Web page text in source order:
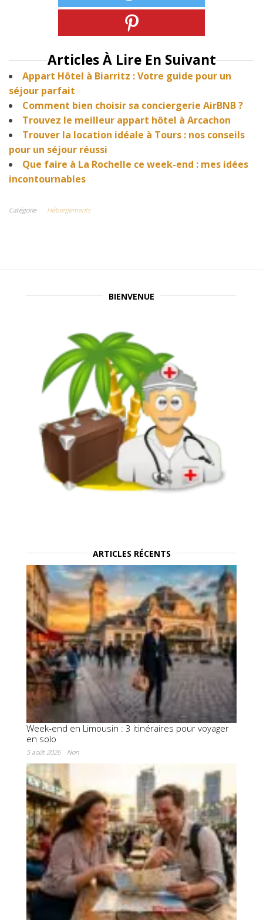
Articles À Lire En Suivant
Appart Hôtel à Biarritz : Votre guide pour un
séjour parfait
Comment bien choisir sa conciergerie AirBNB ?
Trouvez le meilleur appart hôtel à Arcachon
Trouver la location idéale à Tours : nos conseils
pour un séjour réussi
Que faire à La Rochelle ce week-end : mes idées
incontournables
Catégorie Hébergements
BIENVENUE
ARTICLES RÉCENTS
Week-end en Limousin : 3 itinéraires pour voyager
en solo
5 août 2026 Non